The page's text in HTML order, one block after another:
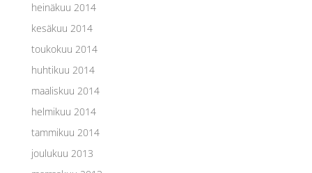
heinäkuu 2014
kesäkuu 2014
toukokuu 2014
huhtikuu 2014
maaliskuu 2014
helmikuu 2014
tammikuu 2014
joulukuu 2013